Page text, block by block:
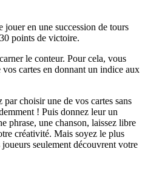
en une succession de tours
points de victoire.
le conteur. Pour cela, vous
cartes en donnant un indice aux
choisir une de vos cartes sans
! Puis donnez leur un
phrase, une chanson, laissez libre
créativité. Mais soyez le plus
seulement découvrent votre